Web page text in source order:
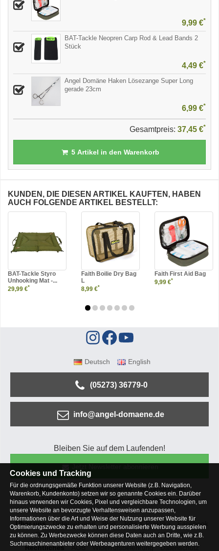
9,99 €*
BAT-Tackle Neopren Carp Rod & Lead Bands 2
Stück
4,49 €*
Angel Domäne Haken Lösezange Super Long
gerade 23cm
6,99 €*
Gesamtpreis: 37,45 €*
5Artikel in den Warenkorb
KUNDEN, DIE DIESEN ARTIKEL KAUFTEN, HABEN
AUCH FOLGENDE ARTIKEL BESTELLT:
BAT-Tackle Styro
Unhooking Mat -...
29,99 €*
Faith Boilie Dry Bag
L
8,99 €*
Faith First Aid Bag
9,99 €*
Deutsch English
(05273) 36779-0
info@angel-domaene.de
Bleiben Sie auf dem Laufenden!
Kundenservice Mein Konto
Versandkosten
Zahlungsarten
Rücksendung
Kaufberatung
Häufige Fragen
Über uns
Unternehmen Blog Jobs & Praktika
Facebook
Osterfeldsee
Archiv Sitemap
Kontaktformular
Rechtliches
AGB Widerrufsbelehrung Datenschutz
Cookies und Tracking
Für die ordnungsgemäße Funktion unserer Website (z.B. Navigation,
Warenkorb, Kundenkonto) setzen wir so genannte Cookies ein. Darüber
hinaus verwenden wir Cookies, Pixel und vergleichbare Technologien, um
unsere Website an bevorzugte Verhaltensweisen anzupassen,
Informationen über die Art und Weise der Nutzung unserer Website für
Optimierungszwecke zu erhalten und personalisierte Werbung ausspielen
zu können. Zu Werbezwecke können diese Daten auch an Dritte, wie z.B.
Suchmaschinenanbieter oder Werbeagenturen weitergegeben werden.